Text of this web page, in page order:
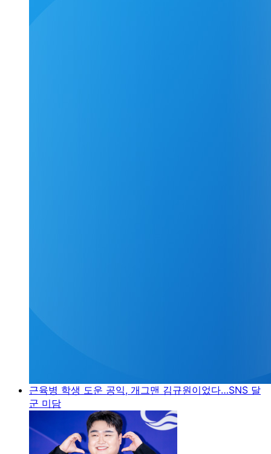
근육병 학생 도운 공익, 개그맨 김규원이었다…SNS 달
군 미담